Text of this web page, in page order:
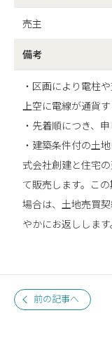
売主
備考
・区画により電柱
上空に電線が通貨す
・先着順につき、
・建築条件付の土
式会社創建と住宅
て販売します。こ
場合は、土地売買
やかにお返しします
前の記事へ